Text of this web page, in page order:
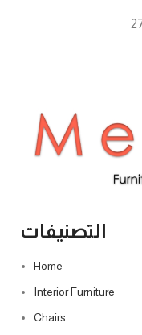
التصنيفات
Home
Interior Furniture
Chairs